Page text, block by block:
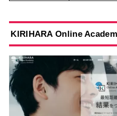
KIRIHARA Online